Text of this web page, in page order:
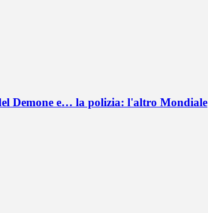
Demone e… la polizia: l'altro Mondiale